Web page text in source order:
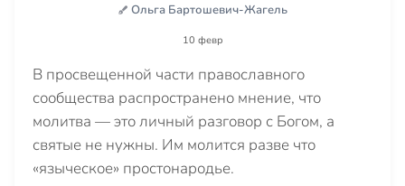
Ольга Бартошевич-Жагель
10 февр
В просвещенной части православного
сообщества распространено мнение, что
молитва — это личный разговор с Богом, а
святые не нужны. Им молится разве что
«языческое» простонародье.